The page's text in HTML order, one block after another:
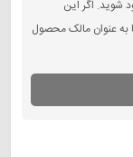
شوید. اگر این
به عنوان مالک محصول